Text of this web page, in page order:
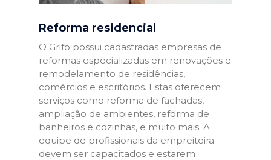
Reforma residencial
O Grifo possui cadastradas empresas de
reformas especializadas em renovações e
remodelamento de residências,
comércios e escritórios. Estas oferecem
serviços como reforma de fachadas,
ampliação de ambientes, reforma de
banheiros e cozinhas, e muito mais. A
equipe de profissionais da empreiteira
devem ser capacitados e estarem